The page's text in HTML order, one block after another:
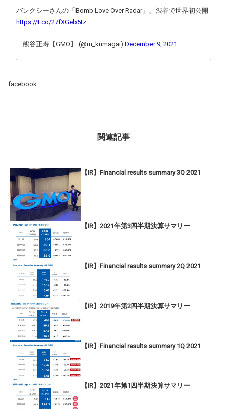
バンクシーさんの「Bomb Love Over Radar」、渋谷で世界初公開
https://t.co/27fXGeb5tz
— 熊谷正寿【GMO】 (@m_kumagai) December 9, 2021
facebook
関連記事
【IR】Financial results summary 3Q 2021
【IR】2021年第3四半期決算サマリー
【IR】Financial results summary 2Q 2021
【IR】2019年第2四半期決算サマリー
【IR】Financial results summary 1Q 2021
【IR】2021年第1四半期決算サマリー